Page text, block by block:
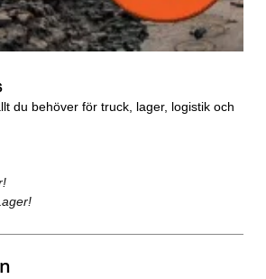
du behöver för truck, lager, logistik och